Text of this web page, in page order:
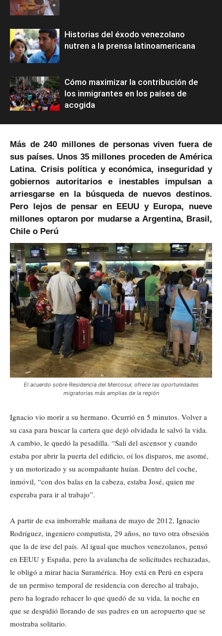
Historias del éxodo venezolano
nutren a la prensa latinoamericana
Cómo maximizar la contribución de
los inmigrantes en los países de
acogida
Más de 240 millones de personas viven fuera de
sus países. Unos 35 millones proceden de América
Latina. Crisis política y económica, inseguridad y
gobiernos autoritarios e inestables impulsan a
arriesgarse en la búsqueda de nuevos destinos.
Pero lejos de pensar en EEUU y Europa, nueve
millones optaron por mudarse a Argentina, Brasil,
Chile o Perú
El acuerdo sobre Residencia del Mercosur, ofrece las oportunidades
migratorias más amplias de la región
Ignacio vio morir a su hermano. Ocurrió en 5 minutos. Volver a
su casa para buscar la cartera que dejó olvidada le salvó la vida.
A cambio, le quedó la pesadilla. “Salí del ascensor y cuando
estaba por abrir la puerta del edificio, oí los disparos, me asomé,
y un motorizado y su acompañante huían. Dentro del coche,
inmóvil, “con dos balas en la cabeza, estaba José, quien me
esperaba para ir al trabajo”.
A partir de esa imborrable mañana de mayo de 2012, Ignacio
Rodríguez, ingeniero computista, 29 años, no tuvo otra obsesión
que la de irse del país. Al igual que muchos venezolanos, pensó
en EEUU y España, pero la avalancha de solicitudes rechazadas,
le obligó a mirar hacia Suramérica. Hoy está en Perú en espera
de un permiso temporal de residencia con derecho al trabajo,
pero ha logrado rehacer lo que quedó de su vida, la noche en
que se despidió llorando de sus padres en un aeropuerto que se
mostraba solitario.